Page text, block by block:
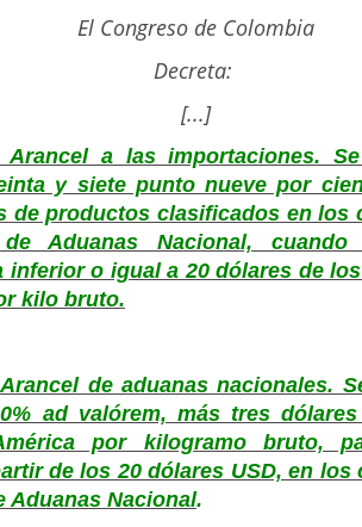
El Congreso de Colombia
Decreta:
[...]
a las importaciones.
y siete punto nueve por
de productos clasificados en los
Aduanas Nacional,
inferior o igual a 20 dólares de
kilo bruto.
de aduanas nacionales.
ad valórem, más tres
por kilogramo bruto,
de los 20 dólares USD, en los
Aduanas Nacional.